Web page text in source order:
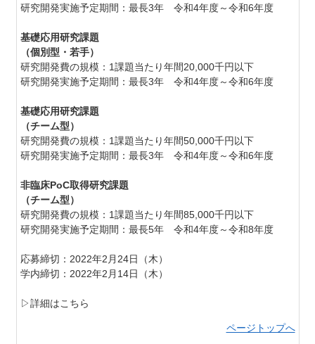
研究開発実施予定期間： 最長3年 令和4年度～令和6年度
基礎応用研究課題
（個別型・若手）
研究開発費の規模： 1課題当たり年間20,000千円以下
研究開発実施予定期間：最長3年 令和4年度～令和6年度
基礎応用研究課題
（チーム型）
研究開発費の規模：1課題当たり年間50,000千円以下
研究開発実施予定期間：最長3年 令和4年度～令和6年度
非臨床PoC取得研究課題
（チーム型）
研究開発費の規模：1課題当たり年間85,000千円以下
研究開発実施予定期間：最長5年 令和4年度～令和8年度
応募締切：2022年2月24日（木）
学内締切：2022年2月14日（木）
▷詳細はこちら
ページトップへ